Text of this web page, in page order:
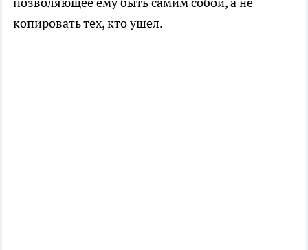
копировать тех, кто ушел.